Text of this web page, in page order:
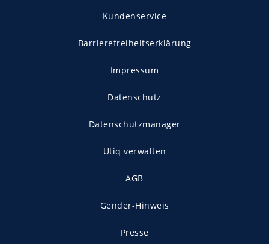
Kundenservice
Barrierefreiheitserklärung
Impressum
Datenschutz
Datenschutzmanager
Utiq verwalten
AGB
Gender-Hinweis
Presse